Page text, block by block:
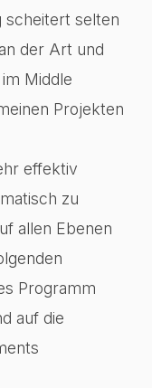
scheitert selten
der Art und
Middle
Projekten
effektiv
zu
allen Ebenen
Programm
auf die